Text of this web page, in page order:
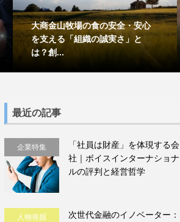
大商金山牧場の食の安全・安心
を支える「組織の誠実さ」と
は？創...
最近の記事
企業特集
「社員は財産」を体現する会
社｜ボイスインターナショナ
ルの評判と経営哲学
人物発掘
次世代金融のイノベーター：